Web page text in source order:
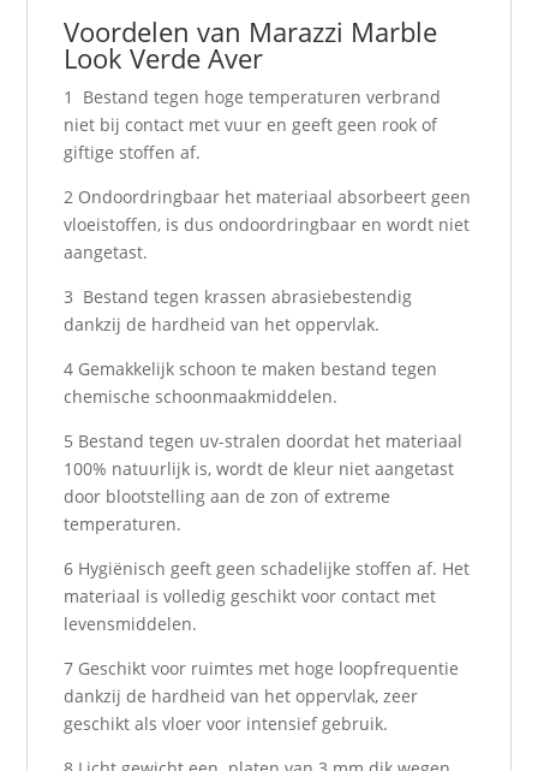
Voordelen van Marazzi Marble
Look Verde Aver
1 Bestand tegen hoge temperaturen verbrand
niet bij contact met vuur en geeft geen rook of
giftige stoffen af.
2 Ondoordringbaar het materiaal absorbeert geen
vloeistoffen, is dus ondoordringbaar en wordt niet
aangetast.
3 Bestand tegen krassen abrasiebestendig
dankzij de hardheid van het oppervlak.
4 Gemakkelijk schoon te maken bestand tegen
chemische schoonmaakmiddelen.
5 Bestand tegen uv-stralen doordat het materiaal
100% natuurlijk is, wordt de kleur niet aangetast
door blootstelling aan de zon of extreme
temperaturen.
6 Hygiënisch geeft geen schadelijke stoffen af. Het
materiaal is volledig geschikt voor contact met
levensmiddelen.
7 Geschikt voor ruimtes met hoge loopfrequentie
dankzij de hardheid van het oppervlak, zeer
geschikt als vloer voor intensief gebruik.